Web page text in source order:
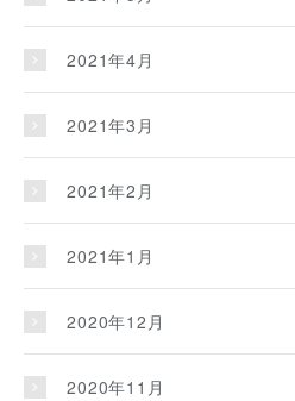
2021年4月
2021年3月
2021年2月
2021年1月
2020年12月
2020年11月